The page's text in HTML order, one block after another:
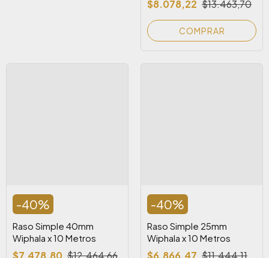
$8.078,22 $13.463,70
COMPRAR
-40%
Raso Simple 40mm
Wiphala x 10 Metros
$7.478,80 $12.464,66
-40%
Raso Simple 25mm
Wiphala x 10 Metros
$6.866,47 $11.444,11